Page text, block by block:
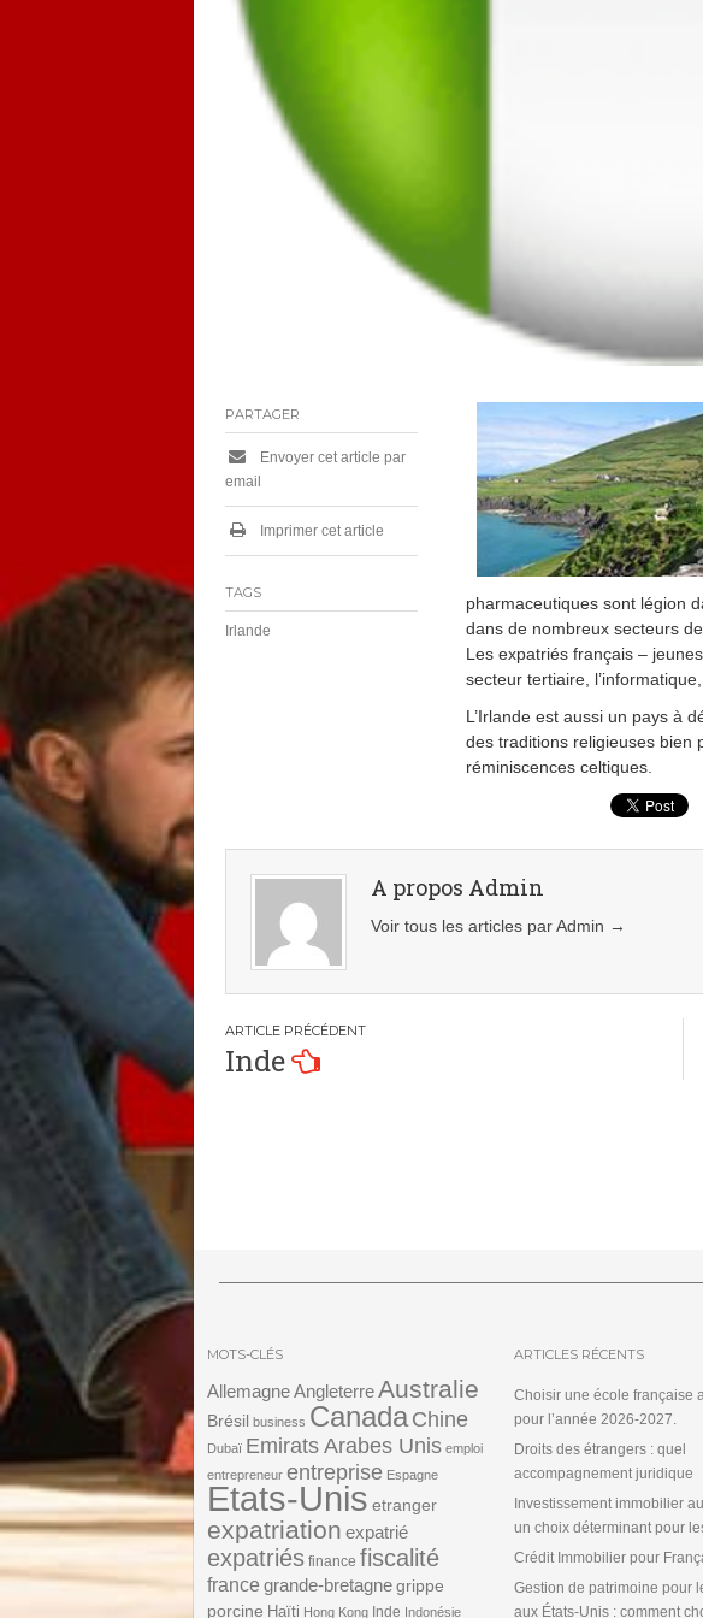
pharmaceutiques sont légion
dans de nombreux secteurs
Les expatriés français –
secteur tertiaire,
L’Irlande est aussi un pays à
des traditions religieuses
réminiscences celtiques.
PARTAGER
Envoyer cet article par
email
Imprimer cet article
TAGS
Irlande
A propos Admin
Voir tous les articles par Admin →
Navigation
de
Inde
MOTS-CLÉS
AllemagneAngleterreAustralie
Brésil business CanadaChine
Dubaï Emirats Arabes Unis emploi
entrepreneur entreprise Espagne
Etats-Unis etranger
expatriation expatrié
expatriés finance fiscalité
france grande-bretagnegrippe
porcine Haïti Hong Kong Inde Indonésie
ARTICLES RÉCENTS
Choisir une école française
pour l’année 2026-2027.
Droits des étrangers : quel
accompagnement juridique
Investissement immobilier
un choix déterminant pour
Crédit Immobilier pour
Gestion de patrimoine pour
aux États-Unis : comment